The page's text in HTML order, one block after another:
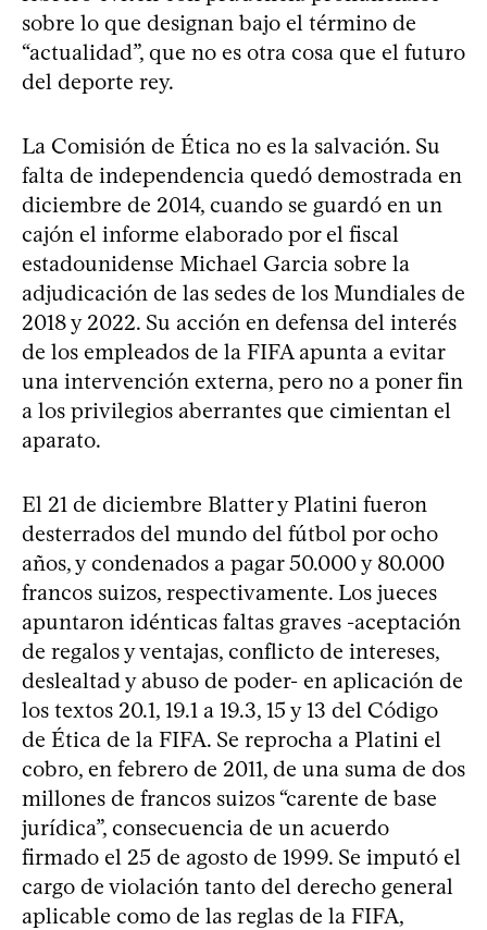
sobre lo que designan bajo el término de
“actualidad”, que no es otra cosa que el futuro
del deporte rey.
La Comisión de Ética no es la salvación. Su
falta de independencia quedó demostrada en
diciembre de 2014, cuando se guardó en un
cajón el informe elaborado por el fiscal
estadounidense Michael Garcia sobre la
adjudicación de las sedes de los Mundiales de
2018 y 2022. Su acción en defensa del interés
de los empleados de la FIFA apunta a evitar
una intervención externa, pero no a poner fin
a los privilegios aberrantes que cimientan el
aparato.
El 21 de diciembre Blatter y Platini fueron
desterrados del mundo del fútbol por ocho
años, y condenados a pagar 50.000 y 80.000
francos suizos, respectivamente. Los jueces
apuntaron idénticas faltas graves -aceptación
de regalos y ventajas, conflicto de intereses,
deslealtad y abuso de poder- en aplicación de
los textos 20.1, 19.1 a 19.3, 15 y 13 del Código
de Ética de la FIFA. Se reprocha a Platini el
cobro, en febrero de 2011, de una suma de dos
millones de francos suizos “carente de base
jurídica”, consecuencia de un acuerdo
firmado el 25 de agosto de 1999. Se imputó el
cargo de violación tanto del derecho general
aplicable como de las reglas de la FIFA,